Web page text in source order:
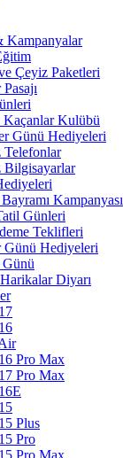
Kampanyalar
Çeyiz Paketleri
Kulübü
Günü Hediyeleri
Telefonlar
Bilgisayarlar
Kampanyası
Günleri
Teklifleri
Günü Hediyeleri
Diyarı
Pro Max
Pro Max
Plus
Pro
Pro Max